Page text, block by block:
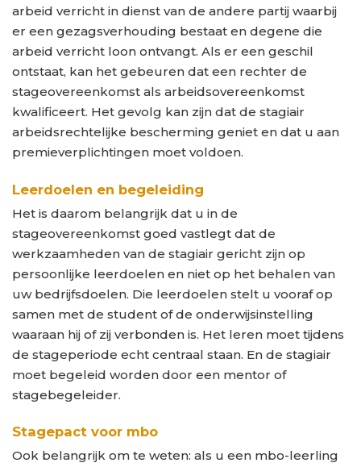
arbeid verricht in dienst van de andere partij waarbij
er een gezagsverhouding bestaat en degene die
arbeid verricht loon ontvangt. Als er een geschil
ontstaat, kan het gebeuren dat een rechter de
stageovereenkomst als arbeidsovereenkomst
kwalificeert. Het gevolg kan zijn dat de stagiair
arbeidsrechtelijke bescherming geniet en dat u aan
premieverplichtingen moet voldoen.
Leerdoelen en begeleiding
Het is daarom belangrijk dat u in de
stageovereenkomst goed vastlegt dat de
werkzaamheden van de stagiair gericht zijn op
persoonlijke leerdoelen en niet op het behalen van
uw bedrijfsdoelen. Die leerdoelen stelt u vooraf op
samen met de student of de onderwijsinstelling
waaraan hij of zij verbonden is. Het leren moet tijdens
de stageperiode echt centraal staan. En de stagiair
moet begeleid worden door een mentor of
stagebegeleider.
Stagepact voor mbo
Ook belangrijk om te weten: als u een mbo-leerling